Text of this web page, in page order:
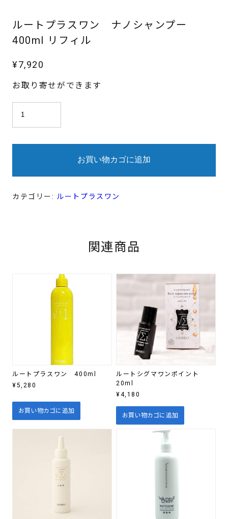
ルートプラスワン ナノシャンプー
400ml リフィル
¥7,920
お取り寄せができます
ル
プ
ス
ノ
ャ
お買い物カゴに追加
カテゴリー: ルートプラスワン
関連商品
ルートプラスワン 400ml
¥5,280
お買い物カゴに追加
ルートシグマワンポイント
20ml
¥4,180
お買い物カゴに追加